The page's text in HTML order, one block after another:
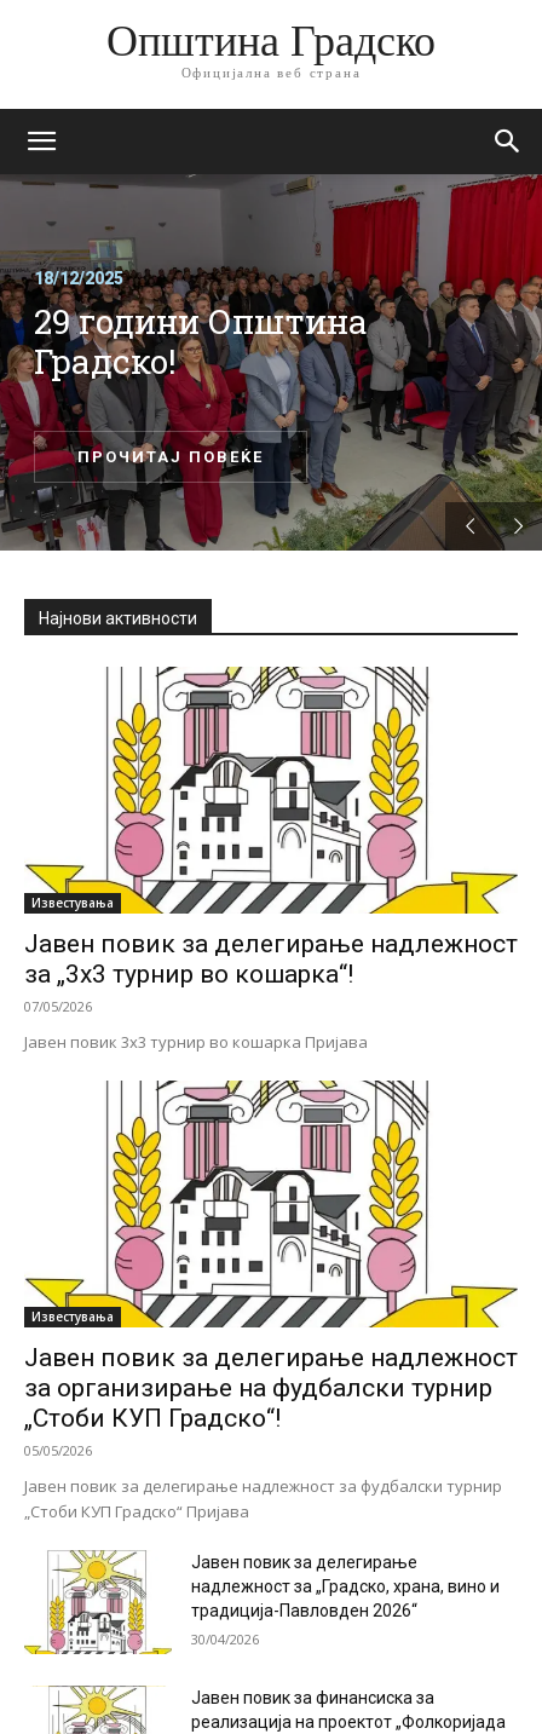
Општина Градско
Официјална веб страна
29 години Општина
Градско!
18/12/2025
ПРОЧИТАЈ ПОВЕЌЕ
Најнови активности
Известувања
Јавен повик за делегирање надлежност
за „3х3 турнир во кошарка“!
07/05/2026
Јавен повик 3х3 турнир во кошарка Пријава
Известувања
Јавен повик за делегирање надлежност
за организирање на фудбалски турнир
„Стоби КУП Градско“!
05/05/2026
Јавен повик за делегирање надлежност за фудбалски турнир
„Стоби КУП Градско“ Пријава
Јавен повик за делегирање
надлежност за „Градско, храна, вино и
традиција-Павловден 2026“
30/04/2026
Јавен повик за финансиска за
реализација на проектот „Фолкоријада